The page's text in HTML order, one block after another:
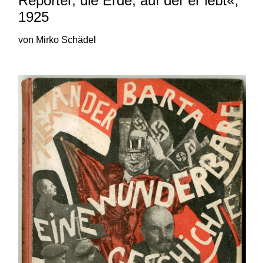
1925
von Mirko Schädel